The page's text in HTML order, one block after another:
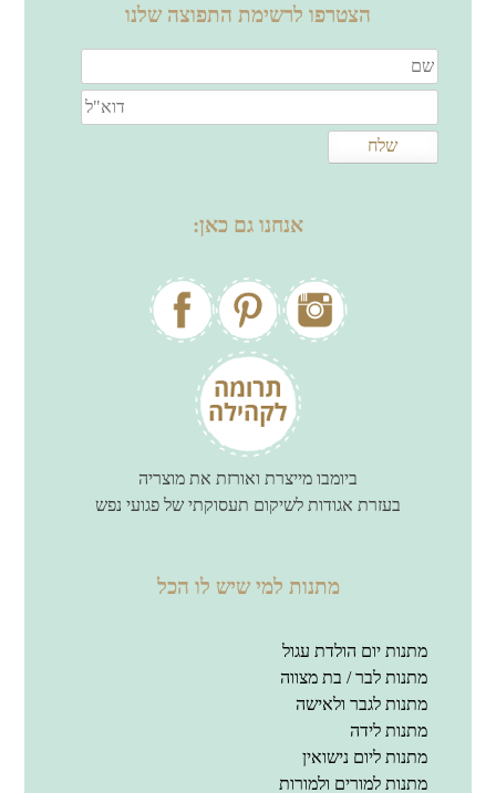
הצטרפו לרשימת התפוצה שלנו
אנחנו גם כאן:
ביומבו מייצרת ואורזת את מוצריה
בעזרת אגודות לשיקום תעסוקתי של פגועי נפש
מתנות למי שיש לו הכל
מתנות יום הולדת עגול
מתנות לבר / בת מצווה
מתנות לגבר ולאישה
מתנות לידה
מתנות ליום נישואין
מתנות למורים ולמורות